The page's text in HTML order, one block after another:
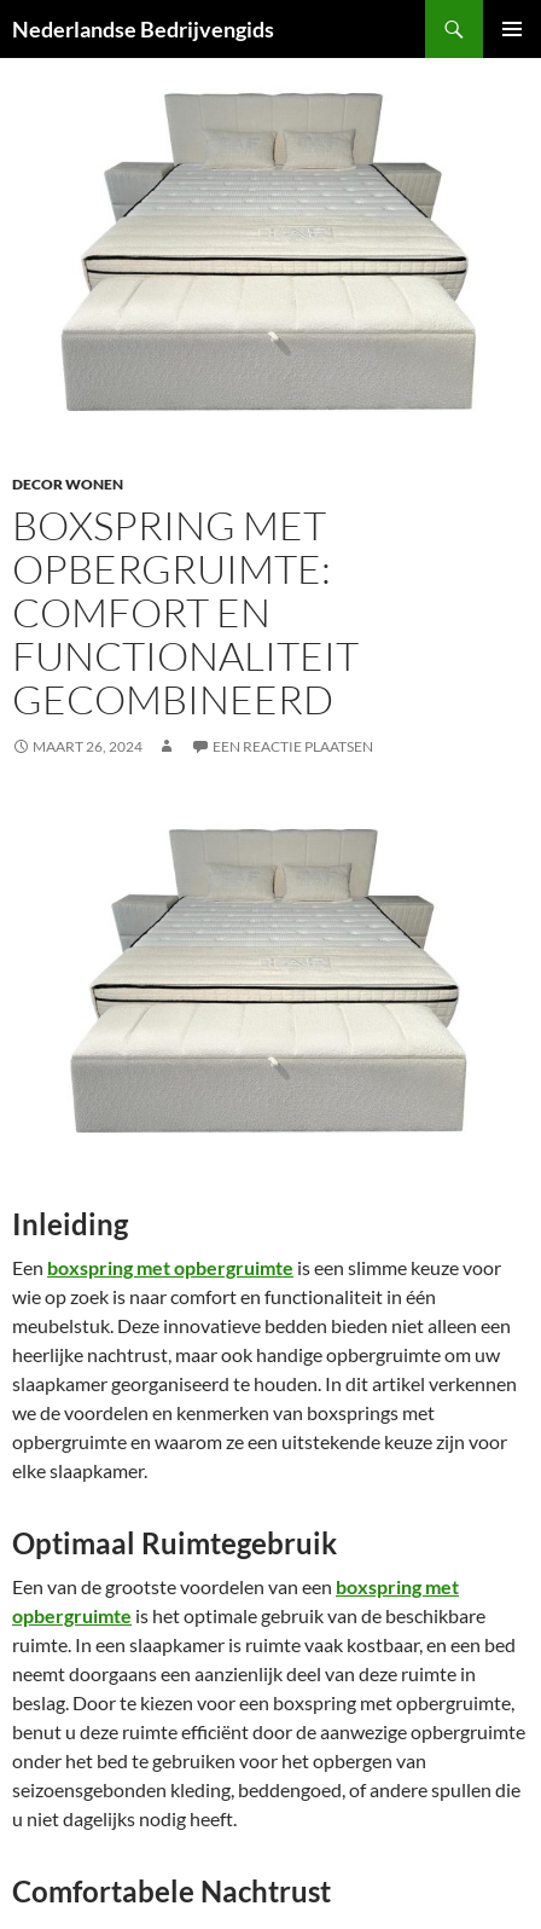
naar
Nederlandse Bedrijvengids
DECOR WONEN
BOXSPRING MET
OPBERGRUIMTE:
COMFORT EN
FUNCTIONALITEIT
GECOMBINEERD
MAART 26, 2024 EEN REACTIE PLAATSEN
Inleiding
Een boxspring met opbergruimte is een slimme keuze voor
wie op zoek is naar comfort en functionaliteit in één
meubelstuk. Deze innovatieve bedden bieden niet alleen een
heerlijke nachtrust, maar ook handige opbergruimte om uw
slaapkamer georganiseerd te houden. In dit artikel verkennen
we de voordelen en kenmerken van boxsprings met
opbergruimte en waarom ze een uitstekende keuze zijn voor
elke slaapkamer.
Optimaal Ruimtegebruik
Een van de grootste voordelen van een boxspring met
opbergruimte is het optimale gebruik van de beschikbare
ruimte. In een slaapkamer is ruimte vaak kostbaar, en een bed
neemt doorgaans een aanzienlijk deel van deze ruimte in
beslag. Door te kiezen voor een boxspring met opbergruimte,
benut u deze ruimte efficiënt door de aanwezige opbergruimte
onder het bed te gebruiken voor het opbergen van
seizoensgebonden kleding, beddengoed, of andere spullen die
u niet dagelijks nodig heeft.
Comfortabele Nachtrust